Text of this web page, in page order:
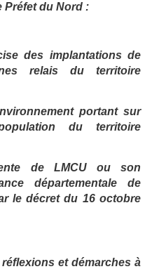
Préfet du Nord :
des implantations de
relais du territoire
portant sur
du territoire
de LMCU ou son
départementale de
le décret du 16 octobre
et démarches à